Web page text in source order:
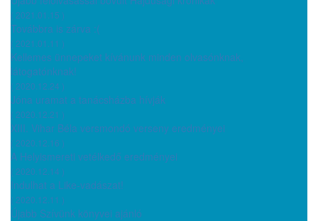
( 2021.01.15 )
Továbbra is zárva :(
( 2021.01.11 )
Kellemes ünnepeket kívánunk minden olvasónknak,
látogatónknak!
( 2020.12.24 )
Jóna uramat a tanácsházba hívják
( 2020.12.21 )
XIII. Vihar Béla versmondó verseny eredményei
( 2020.12.16 )
A Helyismereti vetélkedő eredményei
( 2020.12.14 )
Indulhat a Like-vadászat!
( 2020.12.11 )
Újabb Szívünk könyvei ajánló